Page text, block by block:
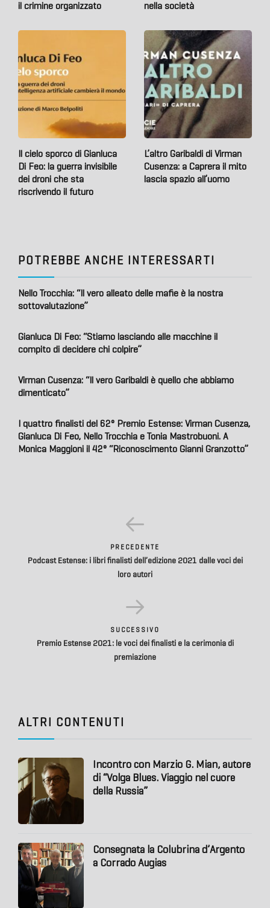
il crimine organizzato nella società
Il cielo sporco di Gianluca
Di Feo: la guerra invisibile
dei droni che sta
riscrivendo il futuro
L’altro Garibaldi di Virman
Cusenza: a Caprera il mito
lascia spazio all’uomo
POTREBBE ANCHE INTERESSARTI
Nello Trocchia: “Il vero alleato delle mafie è la nostra
sottovalutazione”
Gianluca Di Feo: “Stiamo lasciando alle macchine il
compito di decidere chi colpire”
Virman Cusenza: “Il vero Garibaldi è quello che abbiamo
dimenticato”
I quattro finalisti del 62° Premio Estense: Virman Cusenza,
Gianluca Di Feo, Nello Trocchia e Tonia Mastrobuoni. A
Monica Maggioni il 42° “Riconoscimento Gianni Granzotto”
PRECEDENTE
Podcast Estense: i libri finalisti dell’edizione 2021 dalle voci dei
loro autori
SUCCESSIVO
Premio Estense 2021: le voci dei finalisti e la cerimonia di
premiazione
ALTRI CONTENUTI
Incontro con Marzio G. Mian, autore
di “Volga Blues. Viaggio nel cuore
della Russia”
Consegnata la Colubrina d’Argento
a Corrado Augias